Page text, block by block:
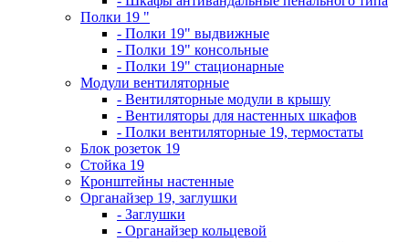
Полки 19 "
- Полки 19" выдвижные
- Полки 19" консольные
- Полки 19" стационарные
Модули вентиляторные
- Вентиляторные модули в крышу
- Вентиляторы для настенных шкафов
- Полки вентиляторные 19, термостаты
Блок розеток 19
Стойка 19
Кронштейны настенные
Органайзер 19, заглушки
- Заглушки
- Органайзер кольцевой